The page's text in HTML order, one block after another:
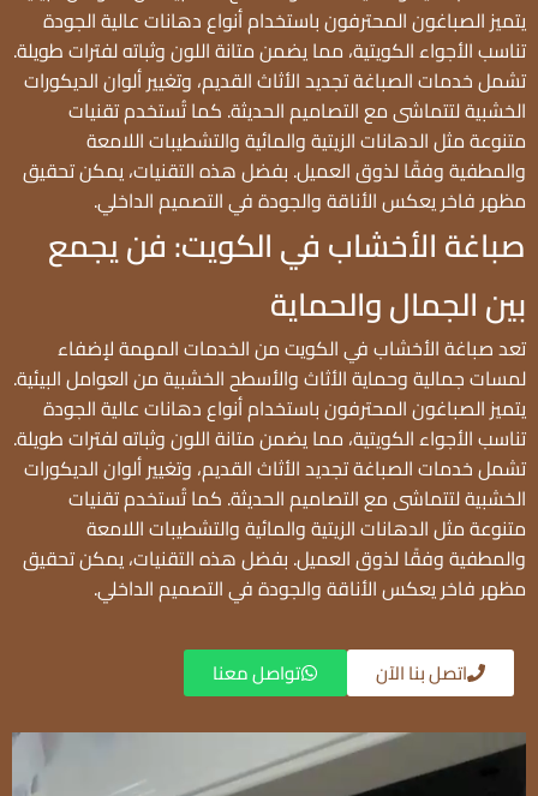
يتميز الصباغون المحترفون باستخدام أنواع دهانات عالية الجودة
تناسب الأجواء الكويتية، مما يضمن متانة اللون وثباته لفترات طويلة.
تشمل خدمات الصباغة تجديد الأثاث القديم، وتغيير ألوان الديكورات
الخشبية لتتماشى مع التصاميم الحديثة. كما تُستخدم تقنيات
متنوعة مثل الدهانات الزيتية والمائية والتشطيبات اللامعة
والمطفية وفقًا لذوق العميل. بفضل هذه التقنيات، يمكن تحقيق
مظهر فاخر يعكس الأناقة والجودة في التصميم الداخلي.
صباغة الأخشاب في الكويت: فن يجمع
بين الجمال والحماية
تعد صباغة الأخشاب في الكويت من الخدمات المهمة لإضفاء
لمسات جمالية وحماية الأثاث والأسطح الخشبية من العوامل البيئية.
يتميز الصباغون المحترفون باستخدام أنواع دهانات عالية الجودة
تناسب الأجواء الكويتية، مما يضمن متانة اللون وثباته لفترات طويلة.
تشمل خدمات الصباغة تجديد الأثاث القديم، وتغيير ألوان الديكورات
الخشبية لتتماشى مع التصاميم الحديثة. كما تُستخدم تقنيات
متنوعة مثل الدهانات الزيتية والمائية والتشطيبات اللامعة
والمطفية وفقًا لذوق العميل. بفضل هذه التقنيات، يمكن تحقيق
مظهر فاخر يعكس الأناقة والجودة في التصميم الداخلي.
اتصل بنا الآن تواصل معنا